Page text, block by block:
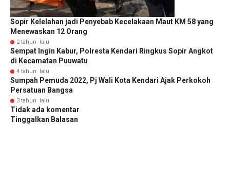
Sopir Kelelahan jadi Penyebab Kecelakaan Maut KM 58 yang
Menewaskan 12 Orang
2 tahun lalu
Sempat Ingin Kabur, Polresta Kendari Ringkus Sopir Angkot
di Kecamatan Puuwatu
4 tahun lalu
Sumpah Pemuda 2022, Pj Wali Kota Kendari Ajak Perkokoh
Persatuan Bangsa
3 tahun lalu
Tidak ada komentar
Tinggalkan Balasan